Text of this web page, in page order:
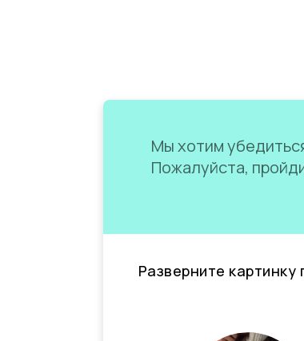
Мы хотим
Пожалуйста,
Разверните картинку